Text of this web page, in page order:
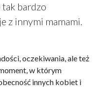
bardzo
z innymi mamami.
oczekiwania, ale też
w którym
innych kobiet i